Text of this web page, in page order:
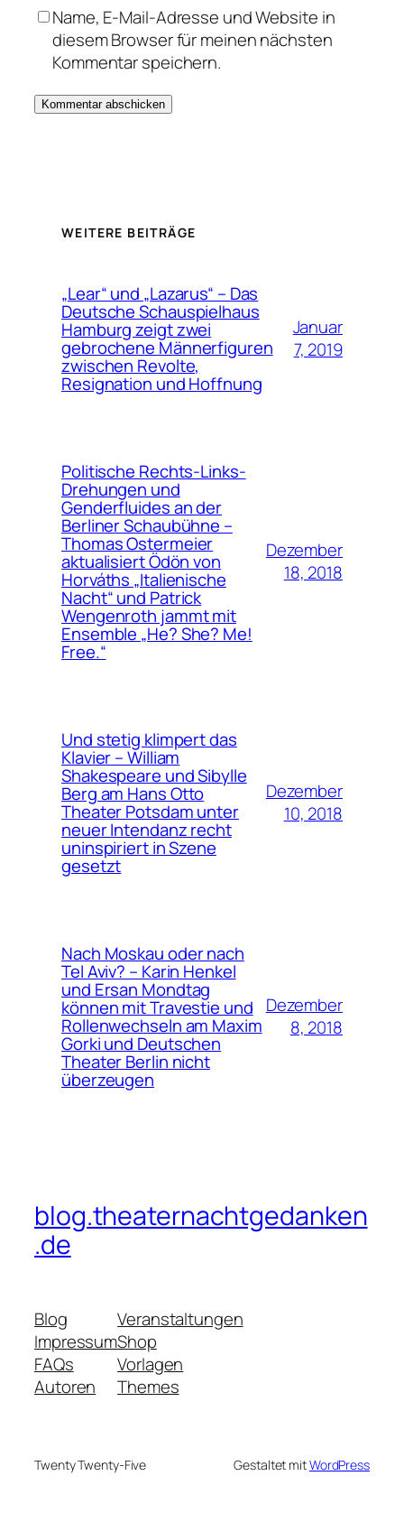
Name, E-Mail-Adresse und Website in
diesem Browser für meinen nächsten
Kommentar speichern.
WEITERE BEITRÄGE
„Lear“ und „Lazarus“ – Das
Deutsche Schauspielhaus
Hamburg zeigt zwei
gebrochene Männerfiguren
zwischen Revolte,
Resignation und Hoffnung
Januar
7, 2019
Politische Rechts-Links-
Drehungen und
Genderfluides an der
Berliner Schaubühne –
Thomas Ostermeier
aktualisiert Ödön von
Horváths „Italienische
Nacht“ und Patrick
Wengenroth jammt mit
Ensemble „He? She? Me!
Free.“
Dezember
18, 2018
Und stetig klimpert das
Klavier – William
Shakespeare und Sibylle
Berg am Hans Otto
Theater Potsdam unter
neuer Intendanz recht
uninspiriert in Szene
gesetzt
Dezember
10, 2018
Nach Moskau oder nach
Tel Aviv? – Karin Henkel
und Ersan Mondtag
können mit Travestie und
Rollenwechseln am Maxim
Gorki und Deutschen
Theater Berlin nicht
überzeugen
Dezember
8, 2018
blog.theaternachtgedanken
.de
Blog
Impressum
FAQs
Autoren
Veranstaltungen
Shop
Vorlagen
Themes
Twenty Twenty-Five Gestaltet mitWordPress